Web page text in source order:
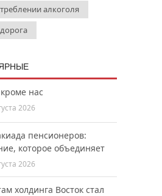
алкоголя
нас
2026
пенсионеров:
которое объединяет
2026
холдинга Восток стал